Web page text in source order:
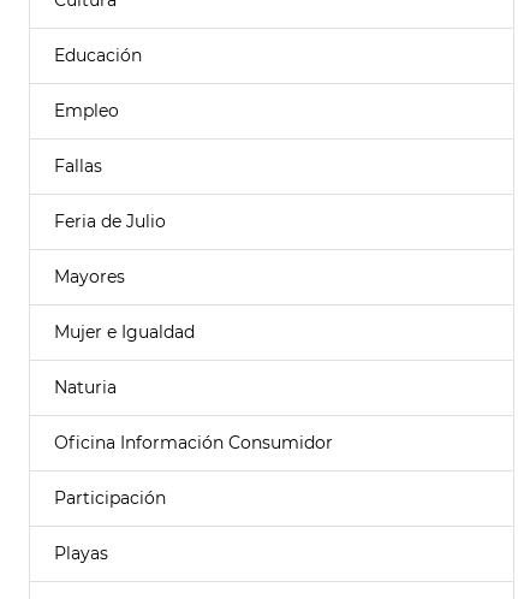
Educación
Empleo
Fallas
Feria de Julio
Mayores
Mujer e Igualdad
Naturia
Oficina Información Consumidor
Participación
Playas